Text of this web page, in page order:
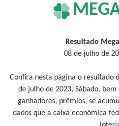
Resultado
08 de julho de
Confira nesta página o resultado
de julho de 2023, Sábado,
ganhadores, prêmios, se
dados que a caixa econômica